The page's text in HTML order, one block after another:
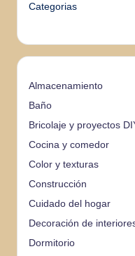
Categorias
Almacenamiento
Baño
Bricolaje y proyectos
Cocina y comedor
Color y texturas
Construcción
Cuidado del hogar
Decoración de
Dormitorio